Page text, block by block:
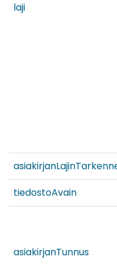
laji
tiedostoAvain
asiakirjanTunnus